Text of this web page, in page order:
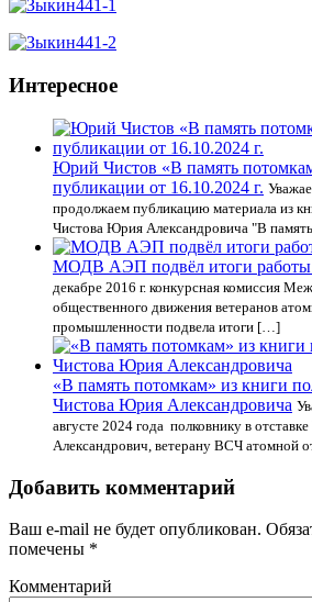
Интересное
Юрий Чистов «В память
публикации от 16.10.2024 г.
продолжаем публикацию материала из
Чистова Юрия Александровича "В
МОДВ АЭП подвёл итоги работы
декабре 2016 г. конкурсная комиссия
общественного движения ветеранов
промышленности подвела итоги […]
«В память потомкам» из книги
Чистова Юрия Александровича
августе 2024 года полковнику в
Александрович, ветерану ВСЧ атомной
Добавить комментарий
Ваш e-mail не будет опубликован.
помечены *
Комментарий